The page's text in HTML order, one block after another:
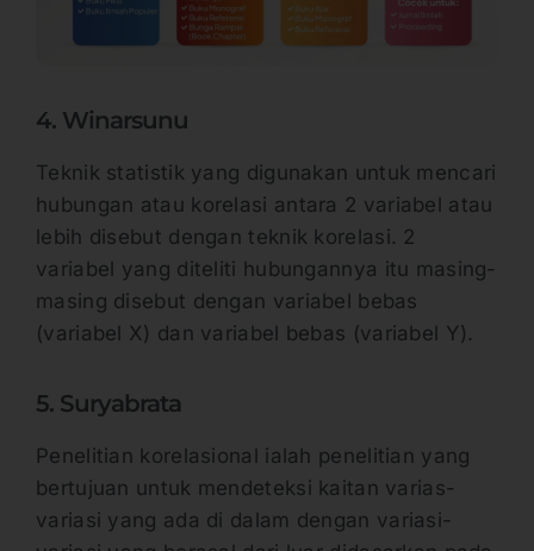
4. Winarsunu
Teknik statistik yang digunakan untuk mencari
hubungan atau korelasi antara 2 variabel atau
lebih disebut dengan teknik korelasi. 2
variabel yang diteliti hubungannya itu masing-
masing disebut dengan variabel bebas
(variabel X) dan variabel bebas (variabel Y).
5. Suryabrata
Penelitian korelasional ialah penelitian yang
bertujuan untuk mendeteksi kaitan varias-
variasi yang ada di dalam dengan variasi-